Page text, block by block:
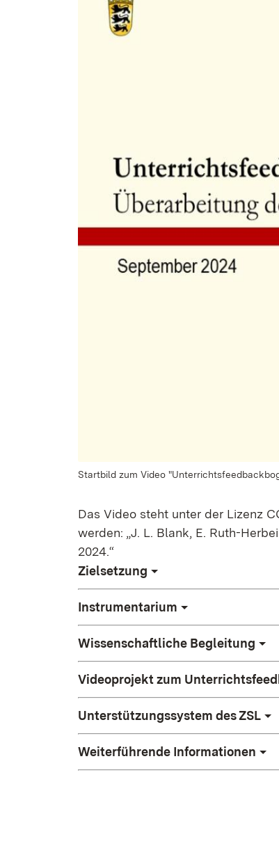
Startbild zum Video
Das Video steht unter der Lizenz
werden: „J. L. Blank, E. Ruth-
2024.“
Zielsetzung
Instrumentarium
Wissenschaftliche Begleitung
Videoprojekt zum
Unterstützungssystem des ZSL
Weiterführende Informationen